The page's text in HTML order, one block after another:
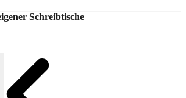
Schreibtische